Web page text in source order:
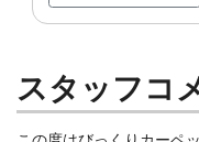
スタッフコ